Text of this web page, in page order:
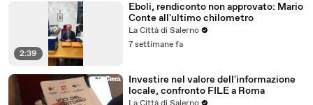
2:39
Eboli, rendiconto non approvato: Mario
Conte all'ultimo chilometro
La Città di Salerno
7 settimane fa
Investire nel valore dell'informazione
locale, confronto FILE a Roma